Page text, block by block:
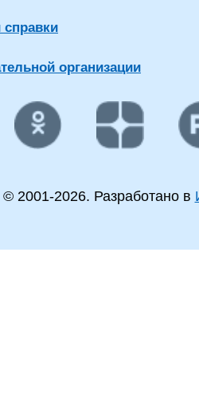
организации
© 2001-2026. Разработано в